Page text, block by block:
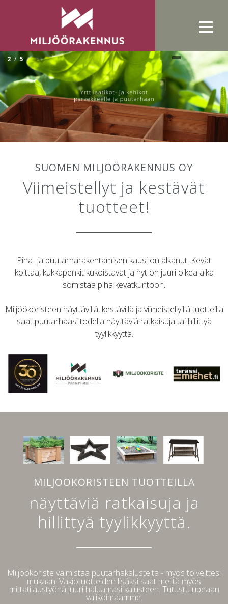
2 / 5
SUOMEN MILJÖÖRAKENNUS OY
Viimeistellyt ja kestävät
tuotteet!
Piha- ja puutarharakentamisen kausi on alkanut. Kevät
koittaa, kukkapenkit kukoistavat ja nyt on juuri oikea aika
somistaa piha kevätkuntoon.
Miljöökoristeen näyttävillä, kestävillä ja viimeistellyillä tuotteilla
saat puutarhaasi todella näyttäviä ratkaisuja tai hillittyä
tyylikkyyttä.
MILJÖÖKORISTEEN TUOTTEILLA
näyttäviä ratkaisuja ja
hillittyä tyylikkyyttä.
Miljöökoriste valmistaa puutarhakalusteita - myös toiveittesi
mukaan. Vakiotuotteiden lisäksi saat meiltä myös
mittatilaustyönä juuri haluamasi kalusteen. Tutustu upeaan
valikoimaamme.